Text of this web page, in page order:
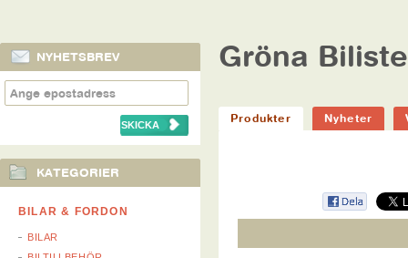
NYHETSBREV
KATEGORIER
BILAR & FORDON
BILAR
Gröna
Produkter Nyheter